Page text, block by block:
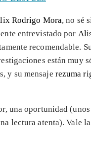
Rodrigo Mora, no sé
entrevistado por
recomendable.
están muy
y su mensaje rezuma
una oportunidad
lectura atenta). Vale